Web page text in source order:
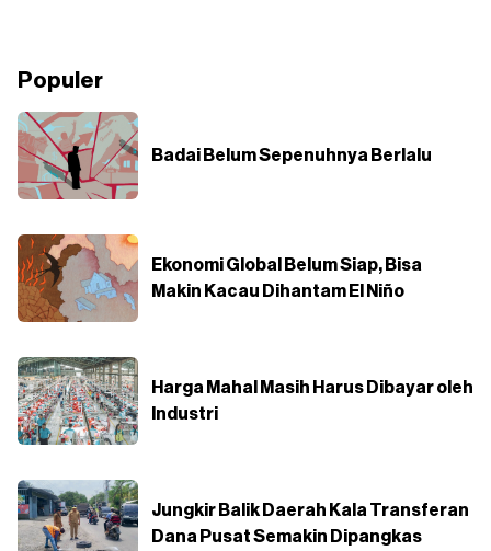
Populer
Badai Belum Sepenuhnya Berlalu
Ekonomi Global Belum Siap, Bisa
Makin Kacau Dihantam El Niño
Harga Mahal Masih Harus Dibayar oleh
Industri
Jungkir Balik Daerah Kala Transferan
Dana Pusat Semakin Dipangkas